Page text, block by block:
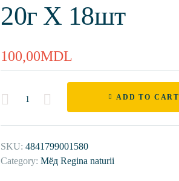
20г Х 18шт
100,00MDL
Quantity ADD TO CART
SKU:4841799001580
Category:Мёд Regina naturii